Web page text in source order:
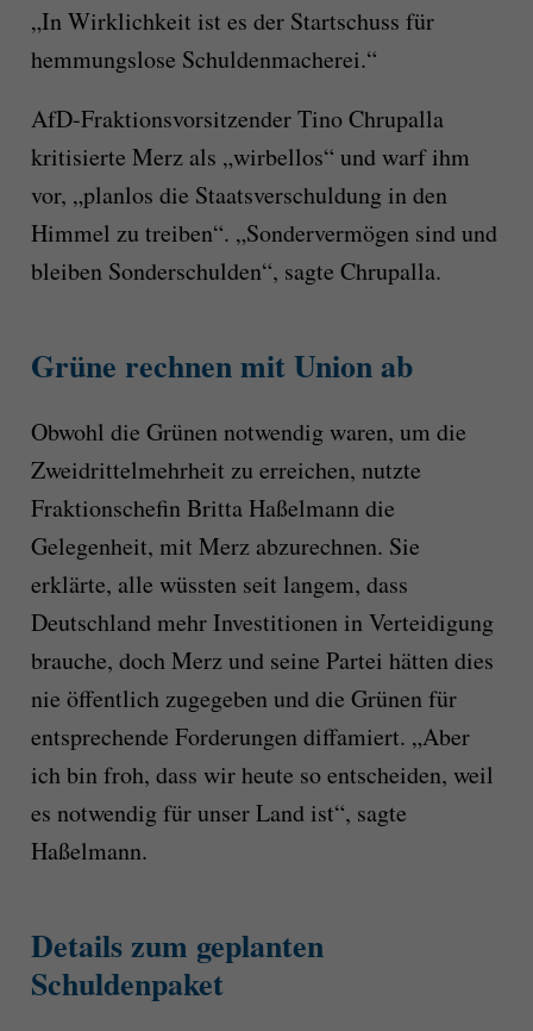
„In Wirklichkeit ist es der Startschuss für
hemmungslose Schuldenmacherei.“
AfD-Fraktionsvorsitzender Tino Chrupalla
kritisierte Merz als „wirbellos“ und warf ihm
vor, „planlos die Staatsverschuldung in den
Himmel zu treiben“. „Sondervermögen sind und
bleiben Sonderschulden“, sagte Chrupalla.
Grüne rechnen mit Union ab
Obwohl die Grünen notwendig waren, um die
Zweidrittelmehrheit zu erreichen, nutzte
Fraktionschefin Britta Haßelmann die
Gelegenheit, mit Merz abzurechnen. Sie
erklärte, alle wüssten seit langem, dass
Deutschland mehr Investitionen in Verteidigung
brauche, doch Merz und seine Partei hätten dies
nie öffentlich zugegeben und die Grünen für
entsprechende Forderungen diffamiert. „Aber
ich bin froh, dass wir heute so entscheiden, weil
es notwendig für unser Land ist“, sagte
Haßelmann.
Details zum geplanten
Schuldenpaket